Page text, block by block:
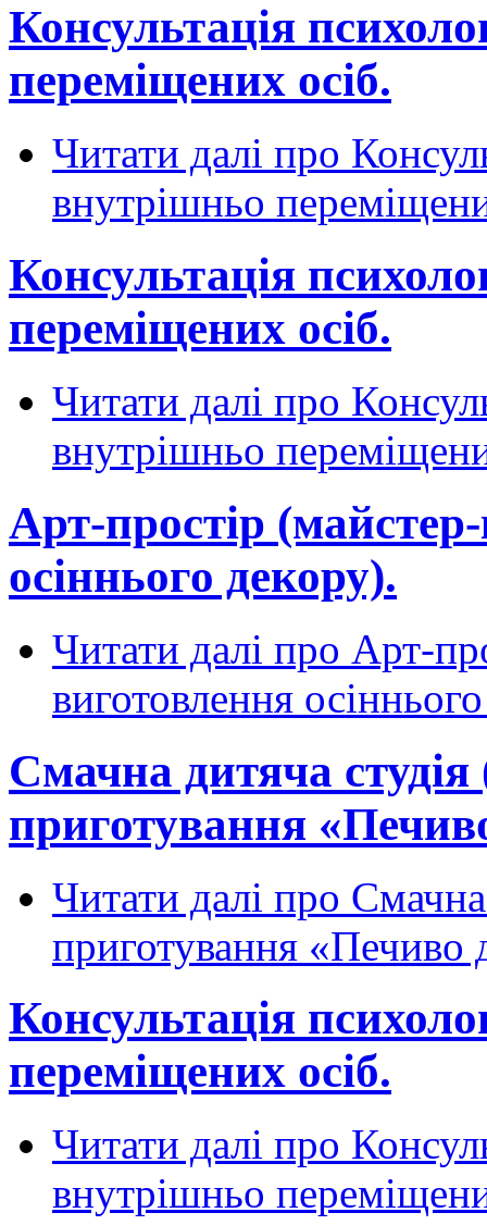
Консультація
переміщених осіб.
Читати далі про
внутрішньо
Консультація
переміщених осіб.
Читати далі про
внутрішньо
Арт-простір
осіннього декору).
Читати далі про Арт-
виготовлення
Смачна дитяча
приготування
Читати далі про Смачна
приготування «Печиво
Консультація
переміщених осіб.
Читати далі про
внутрішньо